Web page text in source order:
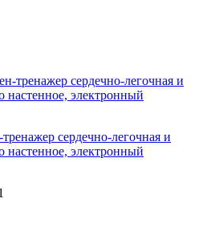
сердечно-легочная и
настенное, электронный